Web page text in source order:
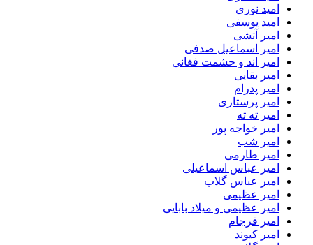
امید نوری
امید یوسفی
امیر آتشی
امیر اسماعیل صدفی
امیر اند و حشمت فغانی
امیر بقایی
امیر پدرام
امیر پرستاری
امیر ته ته
امیر خواجه پور
امیر شب
امیر طارمی
امیر عباس اسماعیلی
امیر عباس گلاب
امیر عظیمی
امیر عظیمی و میلاد بابایی
امیر فرجام
امیر کیوند